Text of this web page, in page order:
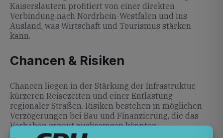
Kaiserslautern profitiert von einer direkten
Verbindung nach Nordrhein-Westfalen und ins
Ausland, was Wirtschaft und Tourismus stärken
kann.
Chancen & Risiken
Chancen liegen in der Stärkung der Infrastruktur,
kürzeren Reisezeiten und einer Entlastung
regionaler Straßen. Risiken bestehen in möglichen
Verzögerungen bei Bau und Finanzierung, die das
Vorhaben erneut ausbremsen könnten.